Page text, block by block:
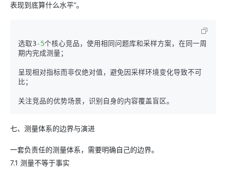
表现到底算什么水平”。
选取3-5个核心竞品，使用相同问题库和采样方案，在同一周
期内完成测量；
呈现相对指标而非仅绝对值，避免因采样环境变化导致不可
比；
七、测量体系的边界与演进
一套负责任的测量体系，需要明确自己的边界。
7.1 测量不等于事实